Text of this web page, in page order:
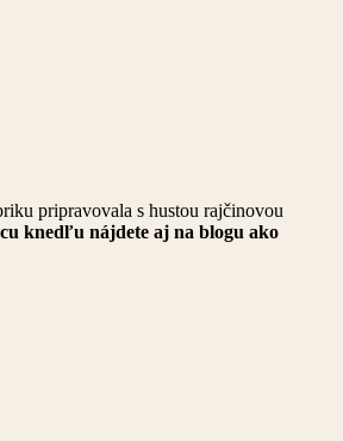
pripravovala s hustou rajčinovou
knedľu nájdete aj na blogu ako